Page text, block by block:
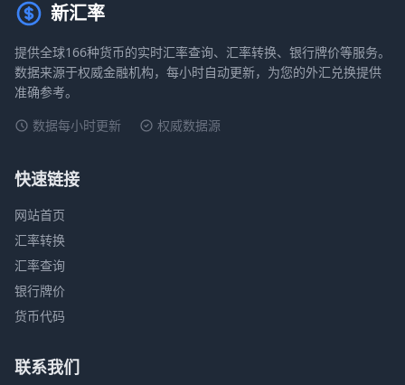
新汇率
提供全球166种货币的实时汇率查询、汇率转换、银行牌价等服务。
数据来源于权威金融机构，每小时自动更新，为您的外汇兑换提供
准确参考。
数据每小时更新
权威数据源
快速链接
网站首页
汇率转换
汇率查询
银行牌价
货币代码
联系我们